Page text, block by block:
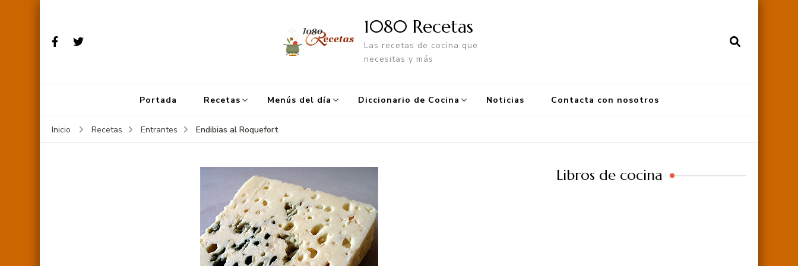
1080 Recetas
Las recetas de cocina que
necesitas y más
Portada Recetas Menús del día Diccionario de Cocina Noticias Contacta con nosotros
Inicio Recetas Entrantes Endibias al Roquefort
Libros de cocina